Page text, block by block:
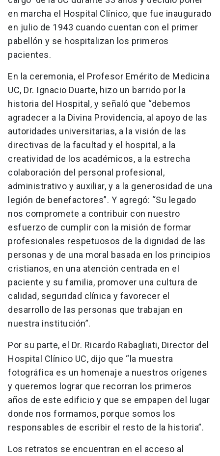
en marcha el Hospital Clínico, que fue inaugurado
en julio de 1943 cuando cuentan con el primer
pabellón y se hospitalizan los primeros
pacientes.
En la ceremonia, el Profesor Emérito de Medicina
UC, Dr. Ignacio Duarte, hizo un barrido por la
historia del Hospital, y señaló que “debemos
agradecer a la Divina Providencia, al apoyo de las
autoridades universitarias, a la visión de las
directivas de la facultad y el hospital, a la
creatividad de los académicos, a la estrecha
colaboración del personal profesional,
administrativo y auxiliar, y a la generosidad de una
legión de benefactores”. Y agregó: “Su legado
nos compromete a contribuir con nuestro
esfuerzo de cumplir con la misión de formar
profesionales respetuosos de la dignidad de las
personas y de una moral basada en los principios
cristianos, en una atención centrada en el
paciente y su familia, promover una cultura de
calidad, seguridad clínica y favorecer el
desarrollo de las personas que trabajan en
nuestra institución”.
Por su parte, el Dr. Ricardo Rabagliati, Director del
Hospital Clínico UC, dijo que “la muestra
fotográfica es un homenaje a nuestros orígenes
y queremos lograr que recorran los primeros
años de este edificio y que se empapen del lugar
donde nos formamos, porque somos los
responsables de escribir el resto de la historia”.
Los retratos se encuentran en el acceso al